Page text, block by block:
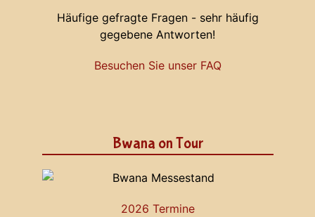
Häufige gefragte Fragen - sehr häufig
gegebene Antworten!
Besuchen Sie unser FAQ
Bwana on Tour
2026 Termine